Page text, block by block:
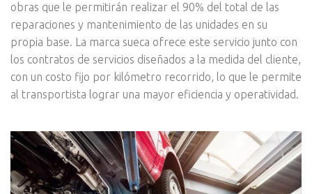
obras que le permitirán realizar el 90% del total de las
reparaciones y mantenimiento de las unidades en su
propia base. La marca sueca ofrece este servicio junto con
los contratos de servicios diseñados a la medida del cliente,
con un costo fijo por kilómetro recorrido, lo que le permite
al transportista lograr una mayor eficiencia y operatividad.